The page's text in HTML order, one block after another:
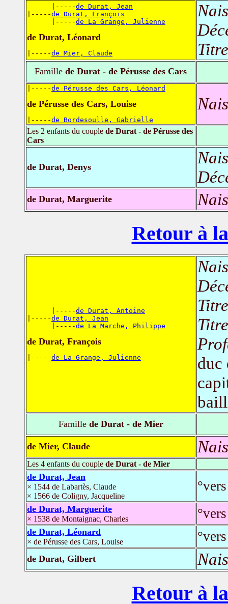
      |-----
de Durat, Jean
|-----de Durat, François
      |-----
de La Grange, Julienne
de Durat, Léonard
|-----de Mier, Claude
Famille de Durat - de Pérusse des Cars
|-----de Pérusse des Cars, Léonard
de Pérusse des Cars, Louise
|-----de Bordesoulle, Gabrielle
Les 2 enfants du couple de Durat - de Pérusse des
Cars
de Durat, Denys
de Durat, Marguerite
Retour à
      |-----
de Durat, Antoine
|-----de Durat, Jean
      |-----
de La Marche, Philippe
de Durat, François
|-----de La Grange, Julienne
duc
Famillede Durat - de Mier
de Mier, Claude
Les 4 enfants du couple de Durat - de Mier
de Durat, Jean
× 1544 de Labartès, Claude
× 1566 de Coligny, Jacqueline
de Durat, Marguerite
× 1538 de Montaignac, Charles
de Durat, Léonard
× de Pérusse des Cars, Louise
de Durat, Gilbert
Retour à